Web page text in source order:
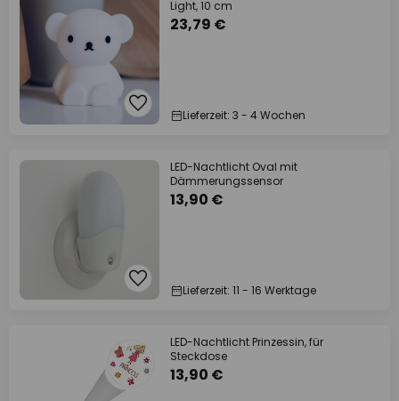
Light, 10 cm
23,79 €
Lieferzeit: 3 - 4 Wochen
LED-Nachtlicht Oval mit
Dämmerungssensor
13,90 €
Lieferzeit: 11 - 16 Werktage
LED-Nachtlicht Prinzessin, für
Steckdose
13,90 €